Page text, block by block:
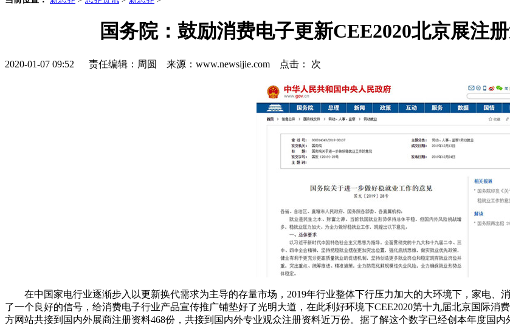
国务院：鼓励消费电子更新CEE2020北京展注
2020-01-07 09:52 责任编辑：周圆 来源：www.newsijie.com 点击： 次
在中国家电行业逐渐步入以更新换代需求为主导的存量市场，2019年行业整体下行压力加大的大环境下，家电、
了一个良好的信号，给消费电子行业产品宣传推广铺垫好了光明大道，在此利好环境下CEE2020第十九届北京国际消
方网站共接到国内外展商注册资料468份，共接到国内外专业观众注册资料近万份。据了解这个数字已经创本年度国